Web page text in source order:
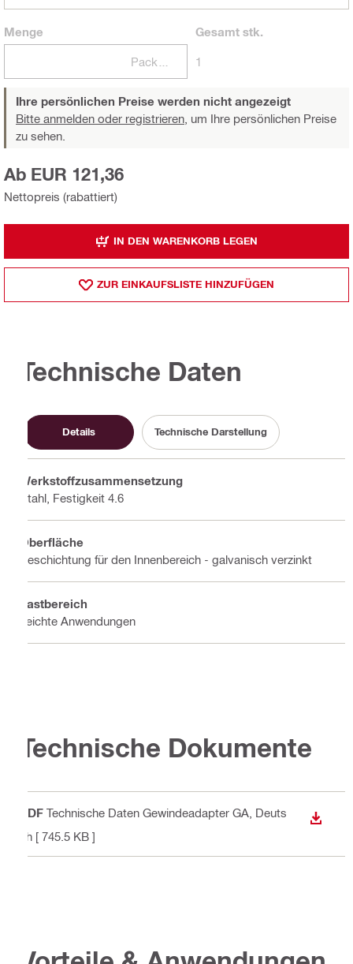
Menge Gesamtstk.
1
Ihre persönlichen Preise werden nicht angezeigt
Bitte anmelden oder registrieren, um Ihre persönlichen Preise
zu sehen.
Nettopreis (rabattiert)
Ab EUR 121,36
IN DEN WARENKORB LEGEN
ZUR EINKAUFSLISTE HINZUFÜGEN
Technische Daten
Details Technische Darstellung
Werkstoffzusammensetzung
Stahl, Festigkeit 4.6
Oberfläche
Beschichtung für den Innenbereich - galvanisch verzinkt
Lastbereich
Leichte Anwendungen
Technische Dokumente
PDF Technische Daten Gewindeadapter GA , Deuts
ch [ 745.5 KB ]